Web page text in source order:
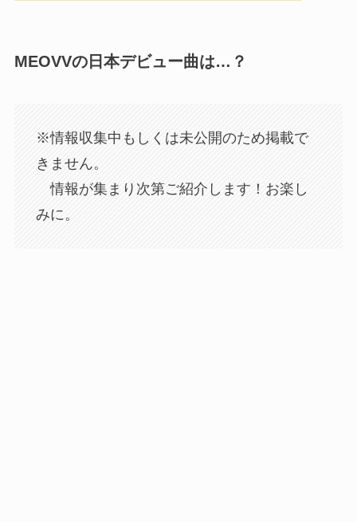
MEOVVの日本デビュー曲は…？
※情報収集中もしくは未公開のため掲載で
きません。
情報が集まり次第ご紹介します！お楽し
みに。